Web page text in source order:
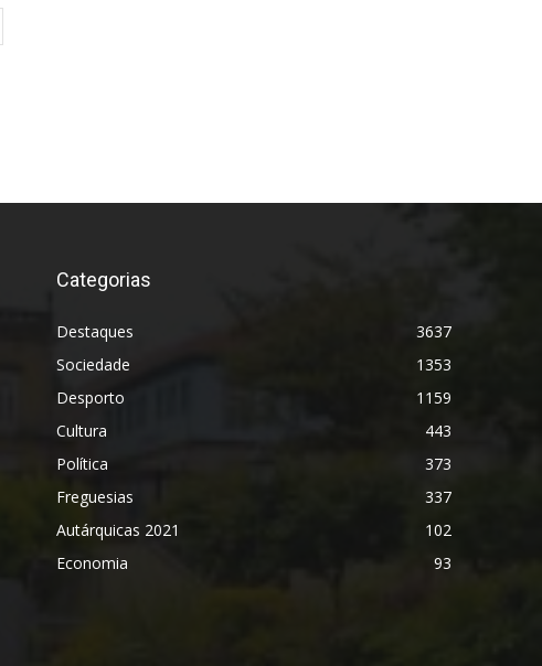
Categorias
Destaques
3637
Sociedade
1353
Desporto
1159
Cultura
443
Política
373
Freguesias
337
Autárquicas 2021
102
Economia
93